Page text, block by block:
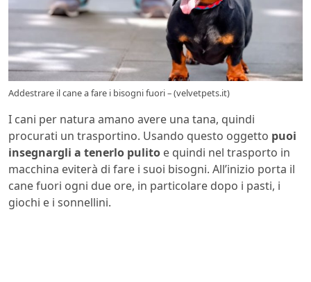
Addestrare il cane a fare i bisogni fuori – (velvetpets.it)
I cani per natura amano avere una tana, quindi
procurati un trasportino. Usando questo oggetto puoi
insegnargli a tenerlo pulito e quindi nel trasporto in
macchina eviterà di fare i suoi bisogni. All’inizio porta il
cane fuori ogni due ore, in particolare dopo i pasti, i
giochi e i sonnellini.